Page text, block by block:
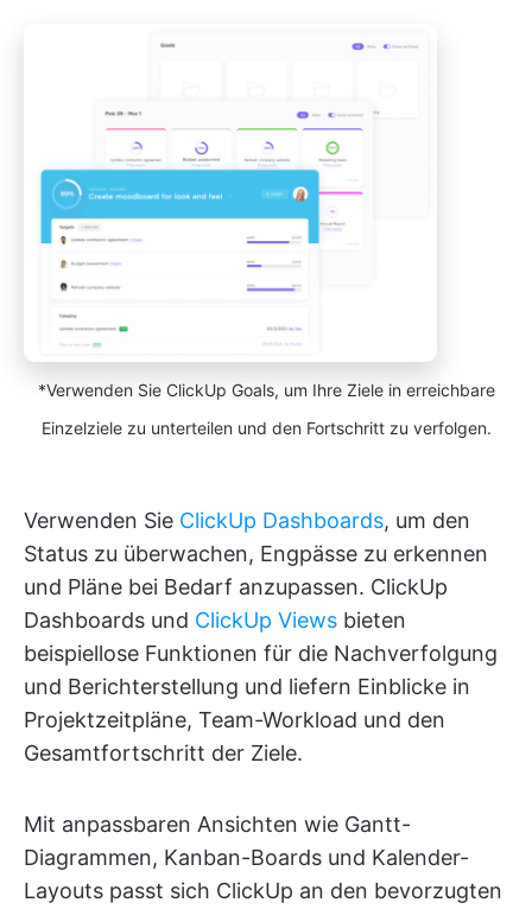
*Verwenden Sie ClickUp Goals, um Ihre Ziele in erreichbare
Einzelziele zu unterteilen und den Fortschritt zu verfolgen.
Verwenden Sie ClickUp Dashboards, um den
Status zu überwachen, Engpässe zu erkennen
und Pläne bei Bedarf anzupassen. ClickUp
Dashboards und ClickUp Views bieten
beispiellose Funktionen für die Nachverfolgung
und Berichterstellung und liefern Einblicke in
Projektzeitpläne, Team-Workload und den
Gesamtfortschritt der Ziele.
Mit anpassbaren Ansichten wie Gantt-
Diagrammen, Kanban-Boards und Kalender-
Layouts passt sich ClickUp an den bevorzugten